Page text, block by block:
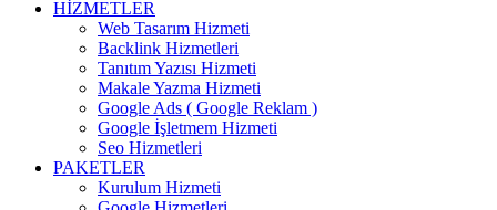
HİZMETLER
Web Tasarım Hizmeti
Backlink Hizmetleri
Tanıtım Yazısı Hizmeti
Makale Yazma Hizmeti
Google Ads ( Google Reklam )
Google İşletmem Hizmeti
Seo Hizmetleri
PAKETLER
Kurulum Hizmeti